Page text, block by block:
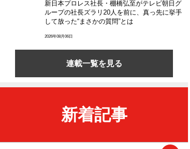
新日本プロレス社長・棚橋弘至がテレビ朝日グ
ループの社長ズラリ20人を前に、真っ先に挙手
して放った“まさかの質問”とは
2026年08月06日
連載一覧を見る
新着記事